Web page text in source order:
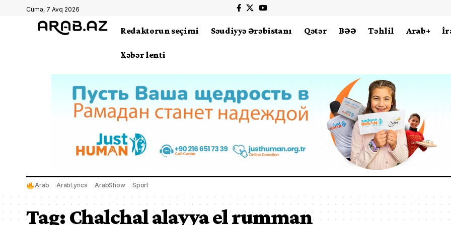
Cümə, 7 Avq 2026
Redaktorun seçimi Səudiyyə Ərəbistanı Qətər BƏƏ Təhlil Arab+
Xəbər lenti
Arab ArabLyrics ArabShow Sport
Tag: Chalchal alayya el rumman